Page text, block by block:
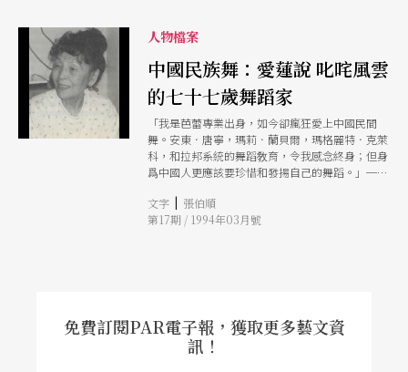
人物檔案
中國民族舞：愛蓮說 叱咤風雲
的七十七歲舞蹈家
「我是芭蕾專業出身，如今卻瘋狂愛上中國民間
舞。安東．唐寧，瑪莉．蘭貝爾，瑪格麗特．克萊
科，和拉邦系統的舞蹈敎育，令我感念終身；但身
爲中國人更應該要珍惜和發揚自己的舞蹈。」──
文字 | 張伯順
第17期 / 1994年03月號
免費訂閱PAR電子報，獲取更多藝文資
訊！